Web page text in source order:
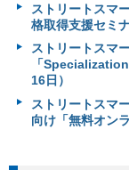
ストリートスマ
格取得支援セミ
ストリートスマ
「
16日）
ストリートスマ
向け「無料オン